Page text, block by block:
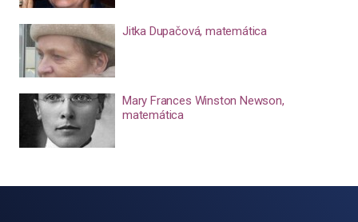
Jitka Dupačová, matemática
Mary Frances Winston Newson,
matemática